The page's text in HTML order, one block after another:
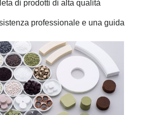
di prodotti di alta qualità
professionale e una guida